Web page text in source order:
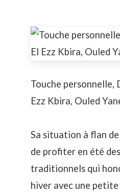
Touche personnelle,
Ezz Kbira, Ouled
Sa situation à flan
de profiter en été des
traditionnels qui
hiver avec une